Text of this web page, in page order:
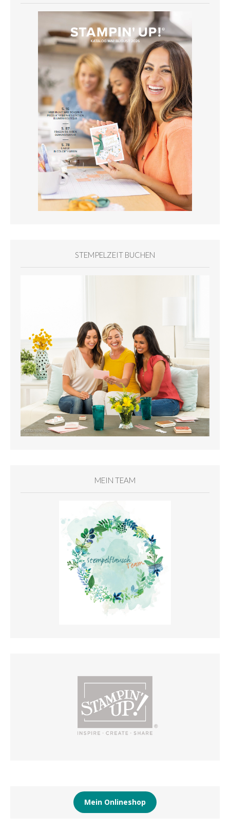
STEMPELZEIT BUCHEN
MEIN TEAM
Mein Onlineshop